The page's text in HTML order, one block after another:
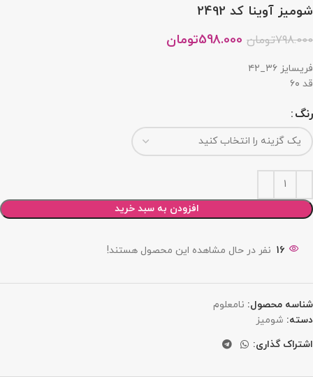
شومیز آوینا کد 2492
798.000تومان 598.000تومان
فریسایز ۳۶_۴۲
قد ۶۰
رنگ
افزودن به سبد خرید
16 نفر در حال مشاهده این محصول هستند!
شناسه محصول: نامعلوم
دسته: شومیز
اشتراک گذاری: